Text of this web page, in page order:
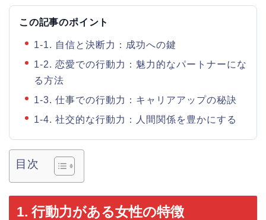
この記事のポイント
1-1. 自信と決断力：成功への鍵
1-2. 恋愛での行動力：魅力的なパートナーにな
る方法
1-3. 仕事での行動力：キャリアアップの秘訣
1-4. 社交的な行動力：人間関係を豊かにする
目次
1. 行動力がある女性の特徴